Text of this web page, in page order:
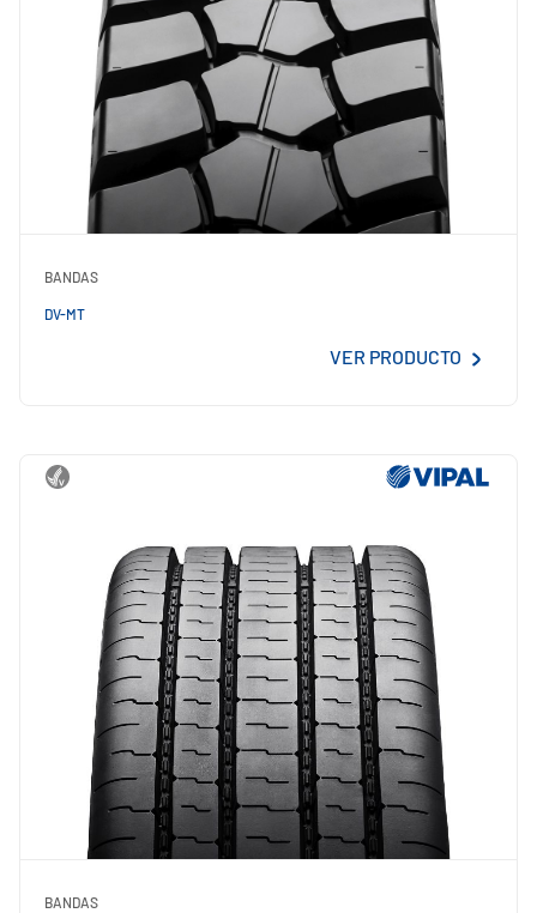
BANDAS
DV-MT
VER PRODUCTO
BANDAS